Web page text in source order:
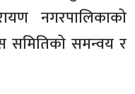
नगरपालिकाको
समन्वय र